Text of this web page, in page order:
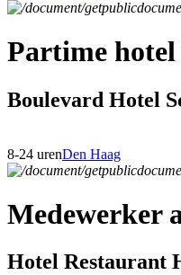
Partime
Boulevard Hotel
8-24 urenDen Haag
Medewerker
Hotel Restaurant